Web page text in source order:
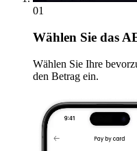
01
Wählen Sie das
Wählen Sie Ihre
den Betrag ein.